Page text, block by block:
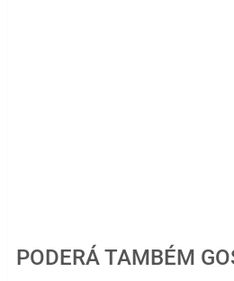
PODERÁ TAMBÉM